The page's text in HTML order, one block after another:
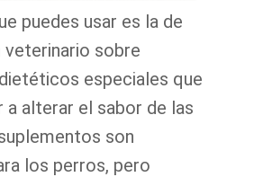
puedes usar es la de
veterinario sobre
especiales que
a alterar el sabor de las
son
los perros, pero